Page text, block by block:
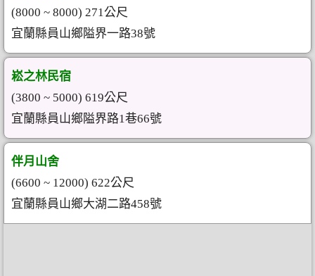
(8000 ~ 8000) 271公尺
宜蘭縣員山鄉隘界一路38號
崧之林民宿
(3800 ~ 5000) 619公尺
宜蘭縣員山鄉隘界路1巷66號
伴月山舍
(6600 ~ 12000) 622公尺
宜蘭縣員山鄉大湖二路458號